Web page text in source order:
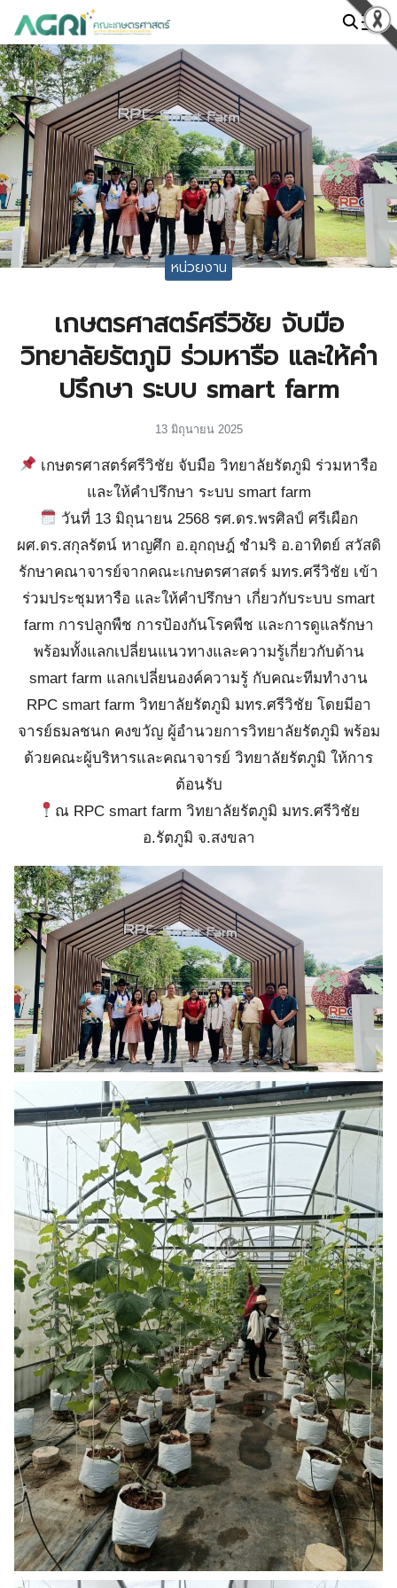
content
Search
for:
หน่วยงาน
เกษตรศาสตร์ศรีวิชัย จับมือ
วิทยาลัยรัตภูมิ ร่วมหารือ และให้คำ
ปรึกษา ระบบ smart farm
13 มิถุนายน 2025
เกษตรศาสตร์ศรีวิชัย จับมือ วิทยาลัยรัตภูมิ ร่วมหารือ
และให้คำปรึกษา ระบบ smart farm
วันที่ 13 มิถุนายน 2568 รศ.ดร.พรศิลป์ ศรีเผือก
ผศ.ดร.สกุลรัตน์ หาญศึก อ.อุกฤษฎ์ ชำมริ อ.อาทิตย์ สวัสดิ
รักษาคณาจารย์จากคณะเกษตรศาสตร์ มทร.ศรีวิชัย เข้า
ร่วมประชุมหารือ และให้คำปรึกษา เกี่ยวกับระบบ smart
farm การปลูกพืช การป้องกันโรคพืช และการดูแลรักษา
พร้อมทั้งแลกเปลี่ยนแนวทางและความรู้เกี่ยวกับด้าน
smart farm แลกเปลี่ยนองค์ความรู้ กับคณะทีมทำงาน
RPC smart farm วิทยาลัยรัตภูมิ มทร.ศรีวิชัย โดยมีอา
จารย์ธมลชนก คงขวัญ ผู้อำนวยการวิทยาลัยรัตภูมิ พร้อม
ด้วยคณะผู้บริหารและคณาจารย์ วิทยาลัยรัตภูมิ ให้การ
ต้อนรับ
ณ RPC smart farm วิทยาลัยรัตภูมิ มทร.ศรีวิชัย
อ.รัตภูมิ จ.สงขลา